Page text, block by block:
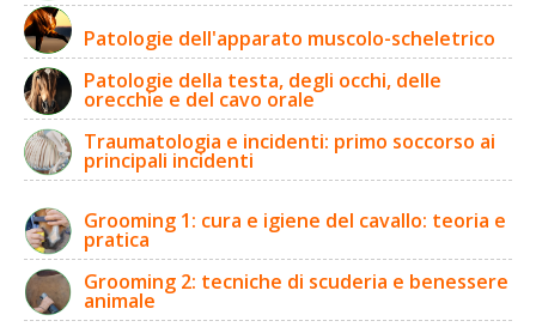
Patologie dell'apparato muscolo-scheletrico
Patologie della testa, degli occhi, delle
orecchie e del cavo orale
Traumatologia e incidenti: primo soccorso ai
principali incidenti
Grooming 1: cura e igiene del cavallo: teoria e
pratica
Grooming 2: tecniche di scuderia e benessere
animale